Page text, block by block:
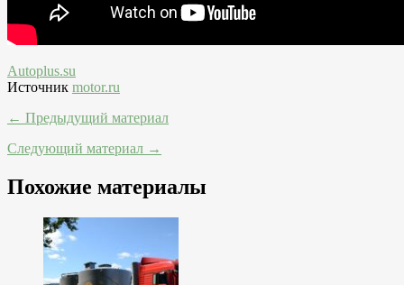
Autoplus.su
Источник motor.ru
← Предыдущий материал
Следующий материал →
Похожие материалы